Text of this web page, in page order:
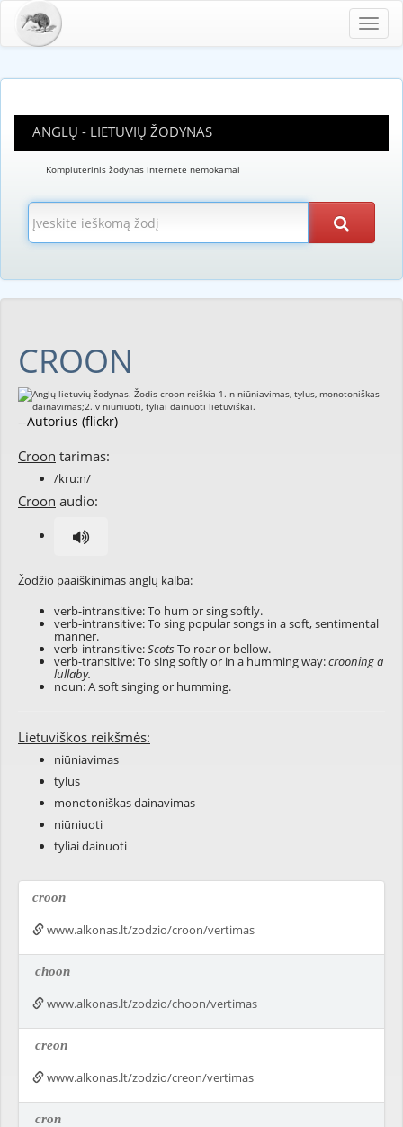
ANGLŲ - LIETUVIŲ ŽODYNAS
Kompiuterinis žodynas internete nemokamai
CROON
--Autorius (flickr)
Croon tarimas:
/kru:n/
Croon audio:
Žodžio paaiškinimas anglų kalba:
verb-intransitive: To hum or sing softly.
verb-intransitive: To sing popular songs in a soft, sentimental
manner.
verb-intransitive:ScotsTo roar or bellow.
verb-transitive: To sing softly or in a humming way:crooning a
lullaby.
noun: A soft singing or humming.
Lietuviškos reikšmės:
niūniavimas
tylus
monotoniškas dainavimas
niūniuoti
tyliai dainuoti
croon
www.alkonas.lt/zodzio/croon/vertimas
choon
www.alkonas.lt/zodzio/choon/vertimas
creon
www.alkonas.lt/zodzio/creon/vertimas
cron